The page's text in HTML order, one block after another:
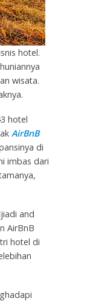
hotel.
wisata.
hotel
AirBnB
di
imbas dari
and
AirBnB
hotel di